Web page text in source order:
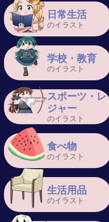
日常生活
のイラスト
学校・教育
のイラスト
スポーツ・レ
ジャー
のイラスト
食べ物
のイラスト
生活用品
のイラスト